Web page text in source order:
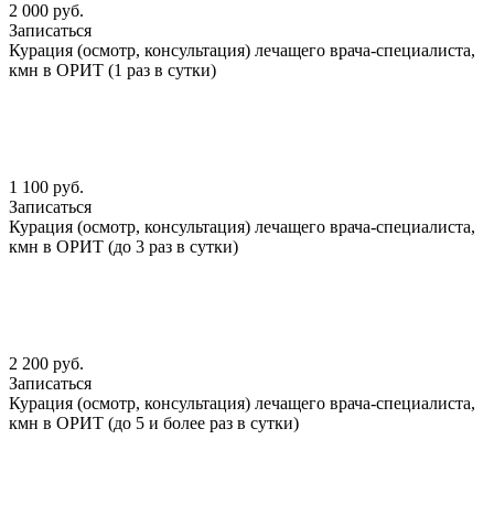
2 000 руб.
Записаться
Курация (осмотр, консультация) лечащего врача-специалиста,
кмн в ОРИТ (1 раз в сутки)
1 100 руб.
Записаться
Курация (осмотр, консультация) лечащего врача-специалиста,
кмн в ОРИТ (до 3 раз в сутки)
2 200 руб.
Записаться
Курация (осмотр, консультация) лечащего врача-специалиста,
кмн в ОРИТ (до 5 и более раз в сутки)